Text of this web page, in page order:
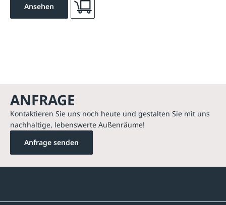
Ansehen
ANFRAGE
Kontaktieren Sie uns noch heute und gestalten Sie mit uns
nachhaltige, lebenswerte Außenräume!
Anfrage senden